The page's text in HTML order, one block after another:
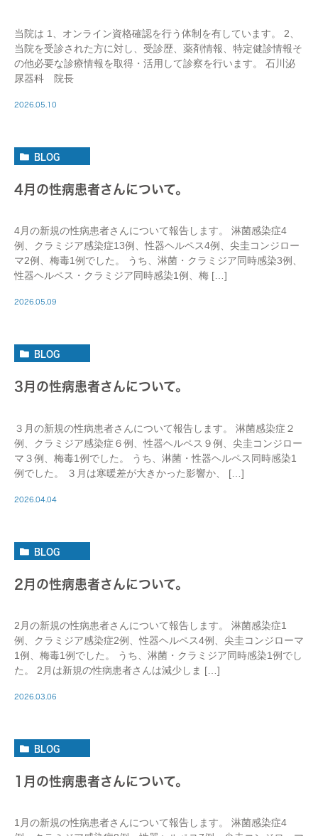
当院は 1、オンライン資格確認を行う体制を有しています。 2、
当院を受診された方に対し、受診歴、薬剤情報、特定健診情報そ
の他必要な診療情報を取得・活用して診察を行います。 石川泌
尿器科 院長
2026.05.10
BLOG
4月の性病患者さんについて。
4月の新規の性病患者さんについて報告します。 淋菌感染症4
例、クラミジア感染症13例、性器ヘルペス4例、尖圭コンジロー
マ2例、梅毒1例でした。 うち、淋菌・クラミジア同時感染3例、
性器ヘルペス・クラミジア同時感染1例、梅 […]
2026.05.09
BLOG
3月の性病患者さんについて。
３月の新規の性病患者さんについて報告します。 淋菌感染症２
例、クラミジア感染症６例、性器ヘルペス９例、尖圭コンジロー
マ３例、梅毒1例でした。 うち、淋菌・性器ヘルペス同時感染1
例でした。 ３月は寒暖差が大きかった影響か、 […]
2026.04.04
BLOG
2月の性病患者さんについて。
2月の新規の性病患者さんについて報告します。 淋菌感染症1
例、クラミジア感染症2例、性器ヘルペス4例、尖圭コンジローマ
1例、梅毒1例でした。 うち、淋菌・クラミジア同時感染1例でし
た。 2月は新規の性病患者さんは減少しま […]
2026.03.06
BLOG
1月の性病患者さんについて。
1月の新規の性病患者さんについて報告します。 淋菌感染症4